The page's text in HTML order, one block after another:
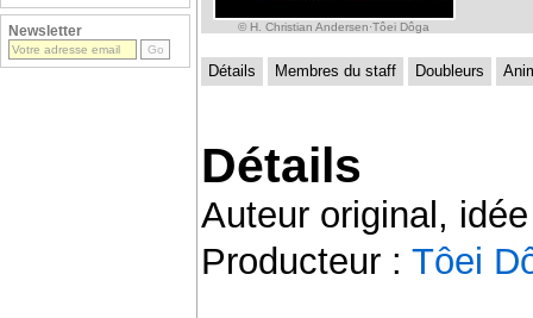
© H. Christian Andersen·Tôei Dôga
Détails Membres du staff Doubleurs
Détails
Auteur original,
Producteur : Tôei
Newsletter